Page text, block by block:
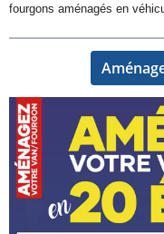
fourgons aménagés en